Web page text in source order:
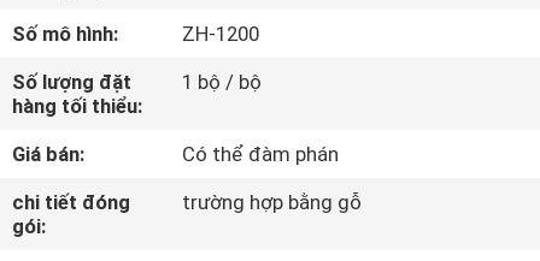
VIDEO
CHÚNG
TÔI
Số mô hình:
ZH-1200
Số lượng đặt
hàng tối thiểu:
1 bộ / bộ
Giá bán:
Có thể đàm phán
chi tiết đóng
gói:
trường hợp bằng gỗ